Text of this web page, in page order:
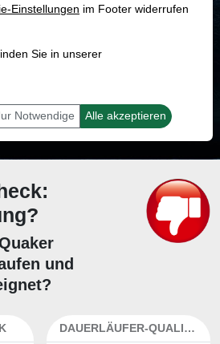
66.3 %
Aktie erfolgreich sein.
und
DAUERLÄUFER-QUALITÄTEN
Einstellungen im Footer widerrufen
Sie in unserer
Notwendige Alle akzeptieren